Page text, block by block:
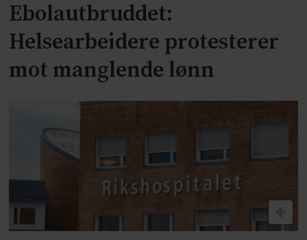
Ebolautbruddet:
Helsearbeidere protesterer
mot manglende lønn